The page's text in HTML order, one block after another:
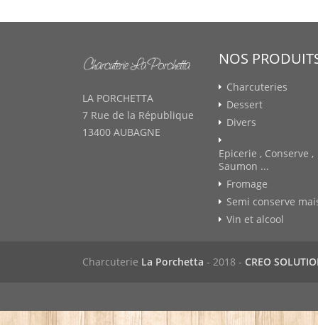
LA PORCHETTA
7 Rue de la République
13400 AUBAGNE
NOS
Charcuteries
Dessert
Divers
Epicerie , Conserve ,
Saumon ...
Fromage
Semi conserve
Vin et alcool
Charcuterie La Porchetta - 2018 - CREO